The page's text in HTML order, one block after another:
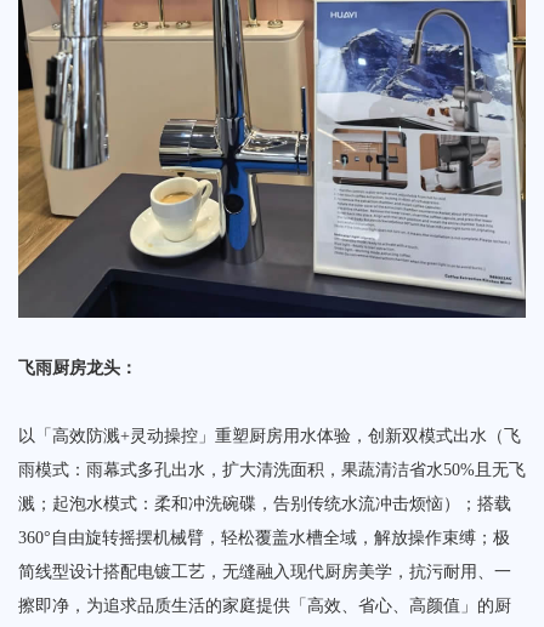
飞雨厨房龙头‌：
以「高效防溅+灵动操控」重塑厨房用水体验，创新双模式出水（‌飞
雨模式‌：雨幕式多孔出水，扩大清洗面积，果蔬清洁省水50%且无飞
溅；‌起泡水模式‌：柔和冲洗碗碟，告别传统水流冲击烦恼）；搭载
360°自由旋转摇摆机械臂，轻松覆盖水槽全域，解放操作束缚；极
简线型设计搭配电镀工艺，无缝融入现代厨房美学，抗污耐用、一
擦即净，为追求品质生活的家庭提供「高效、省心、高颜值」的厨